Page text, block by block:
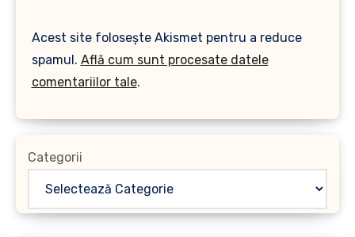
Acest site folosește Akismet pentru a reduce
spamul. Află cum sunt procesate datele
comentariilor tale.
Categorii